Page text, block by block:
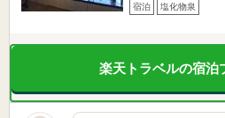
宿泊 塩化物泉
楽天トラベルの宿泊